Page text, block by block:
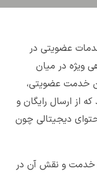
عضویتی در
ویژه در میان
خدمت عضویتی،
که از ارسال رایگان و
دیجیتالی چون
خدمت و نقش آن در